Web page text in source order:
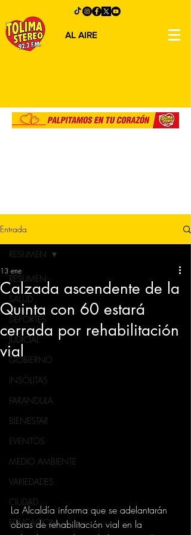
AL AIRE
Entrada
RESUMEN
SALUD
DEPORTES
JUDICIAL
GOBIERNO
INSÓLITAS
FARANDULA
BIENESTAR
EVENTOS
MEDIO AMBIENTE
VARIEDADES
CIUDAD
EDUCACION
RESUMEN
Calzada ascendente de la
Quinta con 60 estará
cerrada por rehabilitación
vial
13 ene
La Alcaldía informa que se adelantarán
obras de rehabilitación vial en la